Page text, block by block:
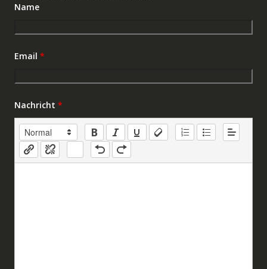
Name
Email *
Nachricht *